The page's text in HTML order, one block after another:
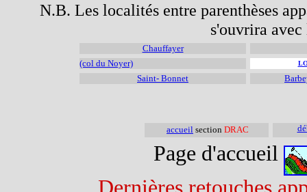
N.B. Les localités entre parenthèses
s'ouvrira
Chauffayer
(col du Noyer)
Saint- Bonnet
accueil section DRAC
Page d'accueil